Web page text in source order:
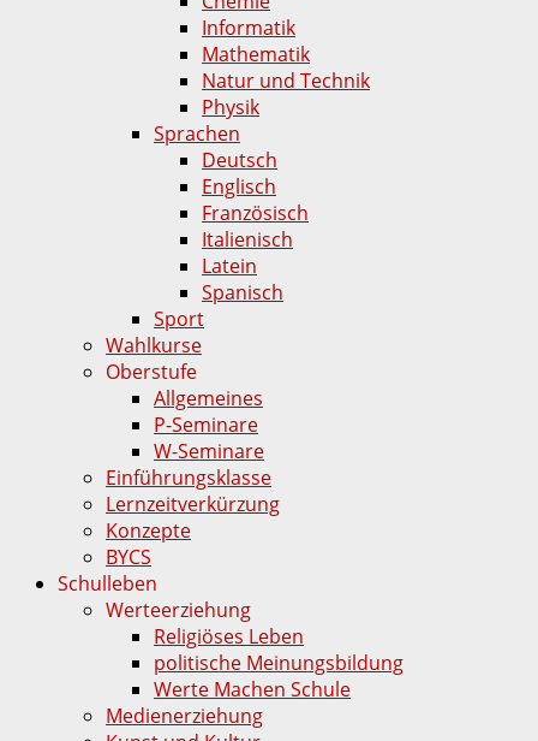
Informatik
Mathematik
Natur und Technik
Physik
Sprachen
Deutsch
Englisch
Französisch
Italienisch
Latein
Spanisch
Sport
Wahlkurse
Oberstufe
Allgemeines
P-Seminare
W-Seminare
Einführungsklasse
Lernzeitverkürzung
Konzepte
BYCS
Schulleben
Werteerziehung
Religiöses Leben
politische Meinungsbildung
Werte Machen Schule
Medienerziehung